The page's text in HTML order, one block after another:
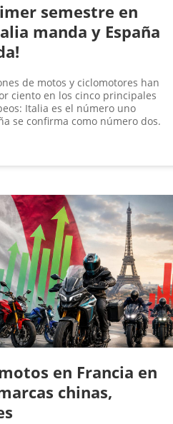
semestre en
manda y España
de motos y ciclomotores han
ciento en los cinco principales
Italia es el número uno
se confirma como número dos.
en Francia en
chinas,